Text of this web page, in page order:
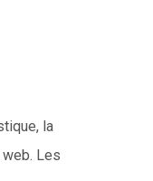
la
Les